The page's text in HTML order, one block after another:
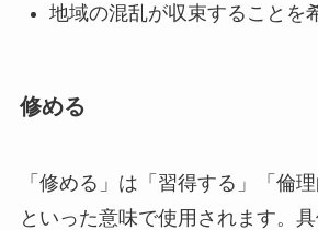
地域の混乱が収束することを
修める
「修める」は「習得する」「倫
といった意味で使用されます。具